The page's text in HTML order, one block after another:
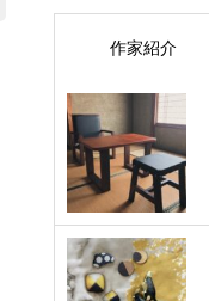
作家紹介